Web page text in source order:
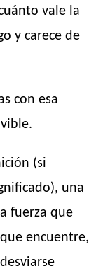
vale la
y carece de
con esa
(si
una
fuerza que
encuentre,